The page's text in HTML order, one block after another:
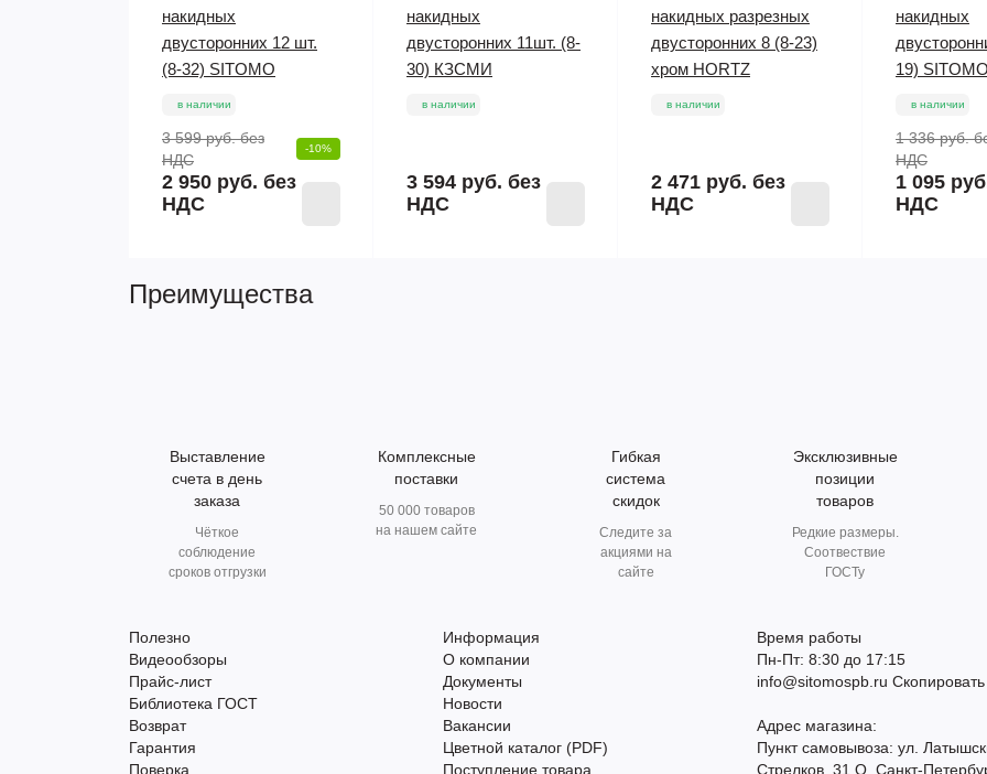
накидных
двусторонних 12 шт.
(8-32) SITOMO
в наличии
3 599 руб.без
НДС
-10%
2 950 руб. без
НДС
накидных
двусторонних 11шт. (8-
30) КЗСМИ
в наличии
3 594 руб. без
НДС
накидных разрезных
двусторонних 8 (8-23)
хром HORTZ
в наличии
2 471 руб. без
НДС
накидных
19) SITOMO
в наличии
1 336 руб.
НДС
1 095
НДС
Преимущества
Выставление
счета в день
заказа
Чёткое
соблюдение
сроков отгрузки
Комплексные
поставки
50 000 товаров
на нашем сайте
Гибкая
система
скидок
Следите за
акциями на
сайте
Эксклюзивные
позиции
товаров
Редкие размеры.
Соотвествие
ГОСТу
Полезно
Видеообзоры
Прайс-лист
Библиотека ГОСТ
Возврат
Гарантия
Поверка
Информация
О компании
Документы
Новости
Вакансии
Цветной каталог (PDF)
Поступление товара
Время работы
Пн-Пт: 8:30 до 17:15
info@sitomospb.ru Скопировать
Адрес магазина:
Пункт самовывоза: ул.
Стрелков, 31 О, Санкт-